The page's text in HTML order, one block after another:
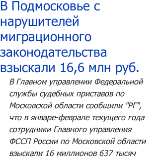
В Подмосковье с
нарушителей
миграционного
законодательства
взыскали 16,6 млн руб.
В Главном управлении Федеральной
службы судебных приставов по
Московской области сообщили "РГ",
что в январе-феврале текущего года
сотрудники Главного управления
ФССП России по Московской области
взыскали 16 миллионов 637 тысяч